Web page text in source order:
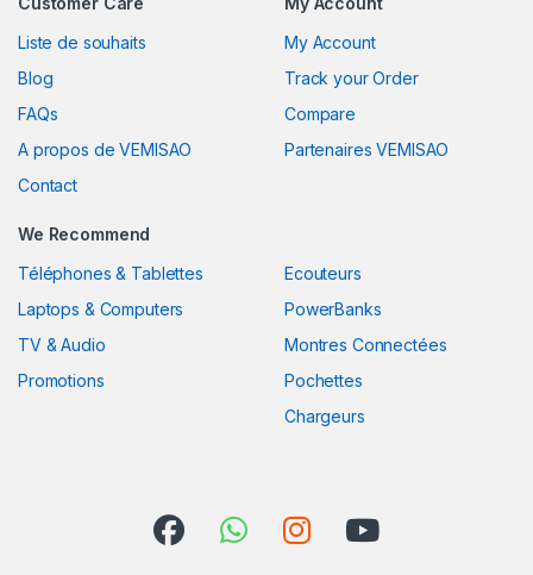
Liste de souhaits
Blog
FAQs
A propos de VEMISAO
Contact
My Account
Track your Order
Compare
Partenaires VEMISAO
We Recommend
Téléphones & Tablettes
Laptops & Computers
TV & Audio
Promotions
Ecouteurs
PowerBanks
Montres Connectées
Pochettes
Chargeurs